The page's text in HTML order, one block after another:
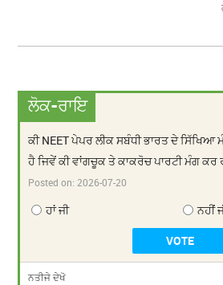
ਲੋਕ-ਰਾਇ
ਕੀ NEET ਪੇਪਰ ਲੀਕ ਸਬੰਧੀ ਭਾਰਤ ਦੇ ਸਿੱਖਿਆ
ਹੈ ਜਿਵੇਂ ਕੀ ਵਾਂਗਚੂਕ ਤੇ ਕਾਕਰੋਚ ਪਾਰਟੀ ਮੰਗ ਕਰ
Posted on:2026-07-20
ਹਾਂ ਜੀ ਨਹੀਂ
ਨਤੀਜੇ ਦੇਖੋ